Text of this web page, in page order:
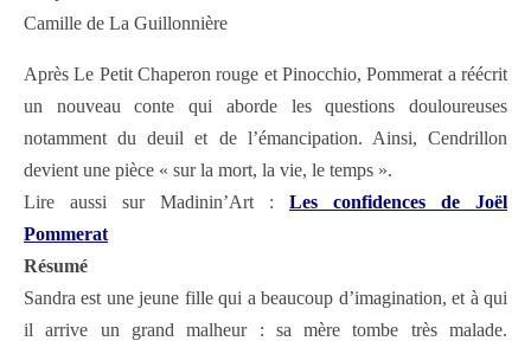
Camille de La Guillonnière
Après Le Petit Chaperon rouge et Pinocchio, Pommerat a réécrit
un nouveau conte qui aborde les questions douloureuses
notamment du deuil et de l’émancipation. Ainsi, Cendrillon
devient une pièce « sur la mort, la vie, le temps ».
Lire aussi sur Madinin’Art : Les confidences de Joël
Pommerat
Résumé
Sandra est une jeune fille qui a beaucoup d’imagination, et à qui
il arrive un grand malheur : sa mère tombe très malade.